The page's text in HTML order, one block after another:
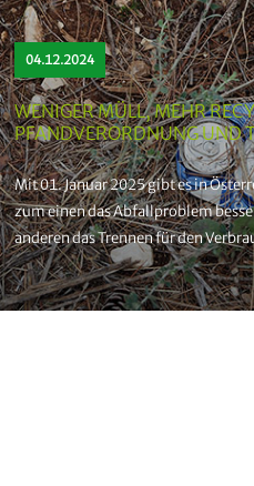
WENIGER MÜLL, MEHR
PFANDVERORDNUNG UND
04.12.2024
Mit 01. Januar 2025 gibt es in
zum einen das Abfallproblem
anderen das Trennen für den